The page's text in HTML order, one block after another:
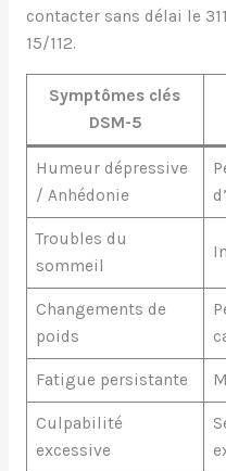
contacter sans délai le
15/112.
Symptômes clés
DSM-5
Humeur dépressive
/ Anhédonie
Troubles du
sommeil
Changements de
poids
Fatigue persistante
Culpabilité
excessive